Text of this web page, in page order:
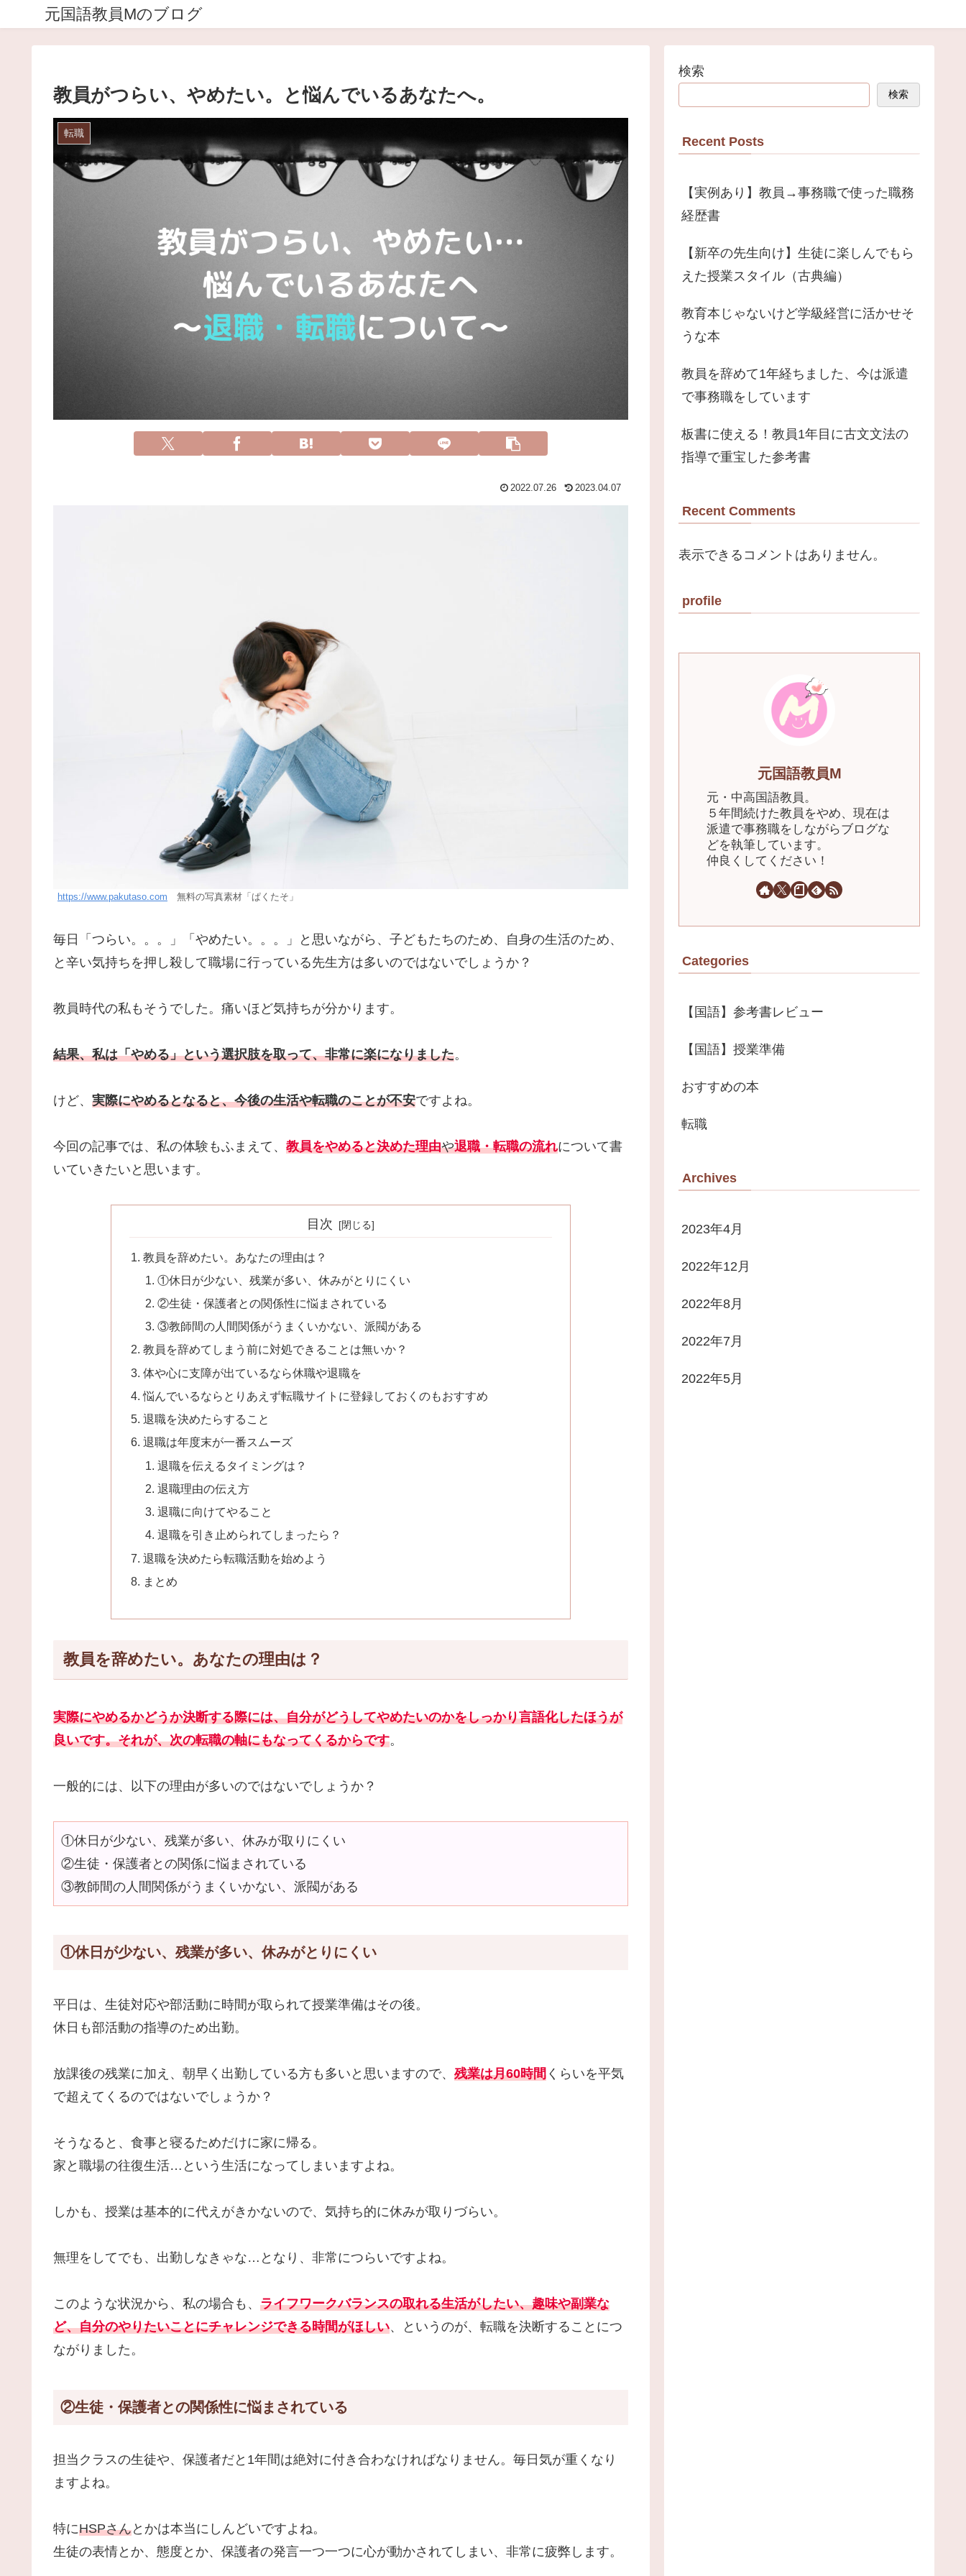
元国語教員Mのブログ
教員がつらい、やめたい。と悩んでいるあなたへ。
転職
2022.07.26 2023.04.07
https://www.pakutaso.com 無料の写真素材「ぱくたそ」
毎日「つらい。。。」「やめたい。。。」と思いながら、子どもたちのため、自身の生活のため、
と辛い気持ちを押し殺して職場に行っている先生方は多いのではないでしょうか？
教員時代の私もそうでした。痛いほど気持ちが分かります。
結果、私は「やめる」という選択肢を取って、非常に楽になりました。
けど、 実際にやめるとなると、今後の生活や転職のことが不安ですよね。
今回の記事では、私の体験もふまえて、 教員をやめると決めた理由や退職・転職の流れについて書
いていきたいと思います。
目次
教員を辞めたい。あなたの理由は？
①休日が少ない、残業が多い、休みがとりにくい
②生徒・保護者との関係性に悩まされている
③教師間の人間関係がうまくいかない、派閥がある
教員を辞めてしまう前に対処できることは無いか？
体や心に支障が出ているなら休職や退職を
悩んでいるならとりあえず転職サイトに登録しておくのもおすすめ
退職を決めたらすること
退職は年度末が一番スムーズ
退職を伝えるタイミングは？
退職理由の伝え方
退職に向けてやること
退職を引き止められてしまったら？
退職を決めたら転職活動を始めよう
まとめ
教員を辞めたい。あなたの理由は？
実際にやめるかどうか決断する際には、自分がどうしてやめたいのかをしっかり言語化したほうが
良いです。それが、次の転職の軸にもなってくるからです。
一般的には、以下の理由が多いのではないでしょうか？
①休日が少ない、残業が多い、休みが取りにくい
②生徒・保護者との関係に悩まされている
③教師間の人間関係がうまくいかない、派閥がある
①休日が少ない、残業が多い、休みがとりにくい
平日は、生徒対応や部活動に時間が取られて授業準備はその後。
休日も部活動の指導のため出勤。
放課後の残業に加え、朝早く出勤している方も多いと思いますので、 残業は月60時間 くらいを平気
で超えてくるのではないでしょうか？
そうなると、食事と寝るためだけに家に帰る。
家と職場の往復生活…という生活になってしまいますよね。
しかも、授業は基本的に代えがきかないので、気持ち的に休みが取りづらい。
無理をしてでも、出勤しなきゃな…となり、非常につらいですよね。
このような状況から、私の場合も、 ライフワークバランスの取れる生活がしたい、趣味や副業な
ど、自分のやりたいことにチャレンジできる時間がほしい、というのが、転職を決断することにつ
ながりました。
②生徒・保護者との関係性に悩まされている
担当クラスの生徒や、保護者だと1年間は絶対に付き合わなければなりません。毎日気が重くなり
ますよね。
特にHSPさんとかは本当にしんどいですよね。
生徒の表情とか、態度とか、保護者の発言一つ一つに心が動かされてしまい、非常に疲弊します。
検索
検索
Recent Posts
【実例あり】教員→事務職で使った職務
経歴書
【新卒の先生向け】生徒に楽しんでもら
えた授業スタイル（古典編）
教育本じゃないけど学級経営に活かせそ
うな本
教員を辞めて1年経ちました、今は派遣
で事務職をしています
板書に使える！教員1年目に古文文法の
指導で重宝した参考書
Recent Comments
表示できるコメントはありません。
profile
元国語教員M
元・中高国語教員。
５年間続けた教員をやめ、現在は
派遣で事務職をしながらブログな
どを執筆しています。
仲良くしてください！
Categories
【国語】参考書レビュー
【国語】授業準備
おすすめの本
転職
Archives
2023年4月
2022年12月
2022年8月
2022年7月
2022年5月